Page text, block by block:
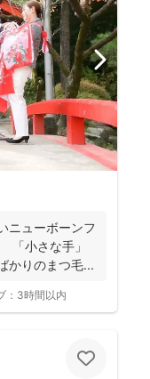
ニューボーンフ
「小さな手」
かりのまつ毛...
： 3時間以内